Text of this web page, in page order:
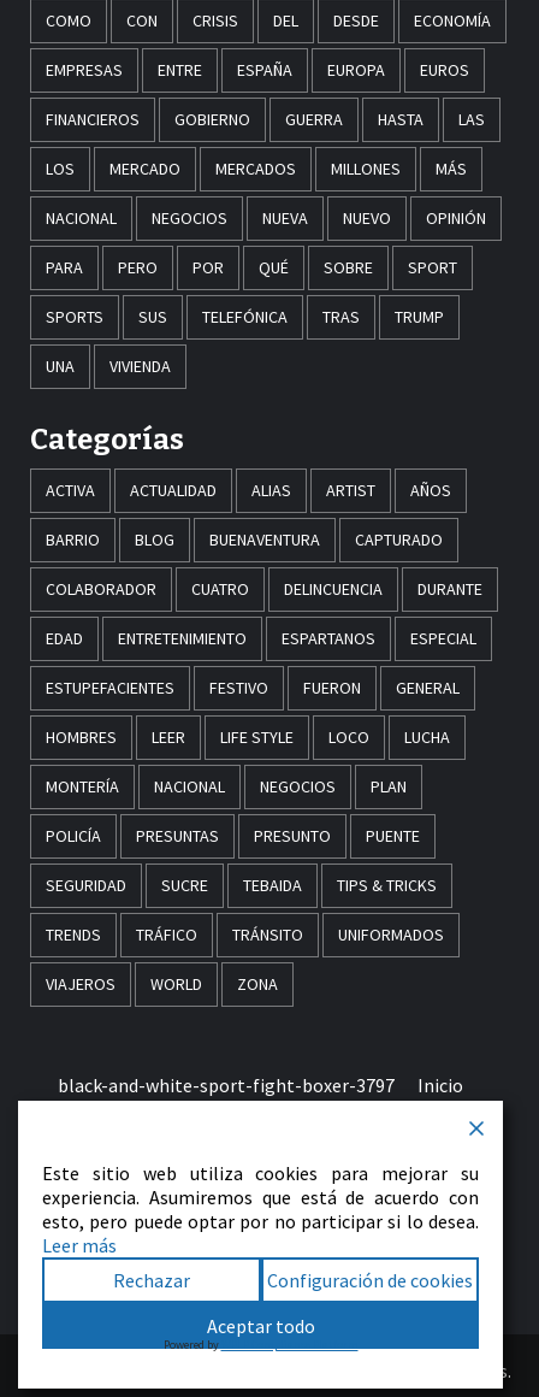
COMO CON CRISIS DEL DESDE ECONOMÍA
EMPRESAS ENTRE ESPAÑA EUROPA EUROS
FINANCIEROS GOBIERNO GUERRA HASTA LAS
LOS MERCADO MERCADOS MILLONES MÁS
NACIONAL NEGOCIOS NUEVA NUEVO OPINIÓN
PARA PERO POR QUÉ SOBRE SPORT
SPORTS SUS TELEFÓNICA TRAS TRUMP
UNA VIVIENDA
Categorías
ACTIVA ACTUALIDAD ALIAS ARTIST AÑOS
BARRIO BLOG BUENAVENTURA CAPTURADO
COLABORADOR CUATRO DELINCUENCIA DURANTE
EDAD ENTRETENIMIENTO ESPARTANOS ESPECIAL
ESTUPEFACIENTES FESTIVO FUERON GENERAL
HOMBRES LEER LIFE STYLE LOCO LUCHA
MONTERÍA NACIONAL NEGOCIOS PLAN
POLICÍA PRESUNTAS PRESUNTO PUENTE
SEGURIDAD SUCRE TEBAIDA TIPS & TRICKS
TRENDS TRÁFICO TRÁNSITO UNIFORMADOS
VIAJEROS WORLD ZONA
black-and-white-sport-fight-boxer-3797 Inicio
early-morning-in-monaco-picjumbo-com
Facebook LinkedIn
VK YouTubeInstagram
by AF themes.
Este sitio web utiliza cookies para mejorar su
experiencia. Asumiremos que está de acuerdo con
esto, pero puede optar por no participar si lo desea.
Leer más
Rechazar
Configuración de cookies
Aceptar todo
Powered by